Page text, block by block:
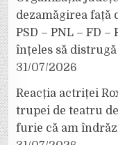
dezamăgirea față
PSD – PNL – FD
înțeles să
31/07/2026
Reacția actriței
trupei de teatru
furie că am